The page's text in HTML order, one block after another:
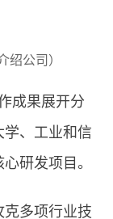
绍公司）
成果展开分
、工业和信
研发项目。
多项行业技